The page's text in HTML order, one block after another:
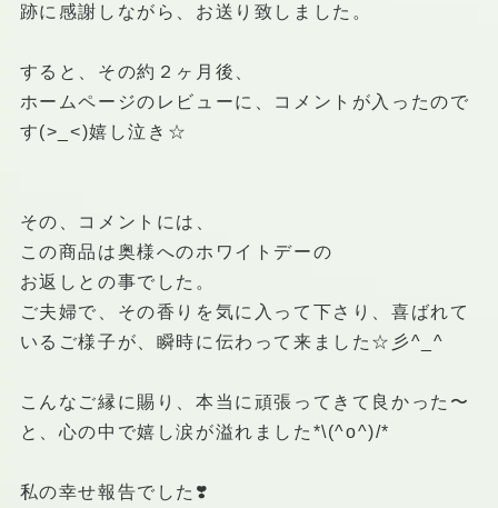
跡に感謝しながら、お送り致しました。
すると、その約２ヶ月後、
ホームページのレビューに、コメントが入ったので
す(>_<)嬉し泣き☆
その、コメントには、
この商品は奥様へのホワイトデーの
お返しとの事でした。
ご夫婦で、その香りを気に入って下さり、喜ばれて
いるご様子が、瞬時に伝わって来ました☆彡^_^
こんなご縁に賜り、本当に頑張ってきて良かった〜
と、心の中で嬉し涙が溢れました*\(^o^)/*
私の幸せ報告でした❣️